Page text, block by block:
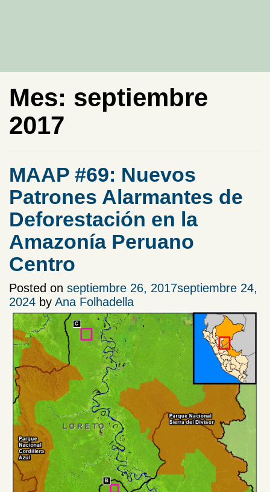
Mes: septiembre
2017
MAAP #69: Nuevos
Patrones Alarmantes de
Deforestación en la
Amazonía Peruano
Centro
Posted on septiembre 26, 2017septiembre 24,
2024 by Ana Folhadella